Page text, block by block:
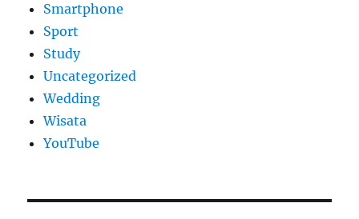
Smartphone
Sport
Study
Uncategorized
Wedding
Wisata
YouTube